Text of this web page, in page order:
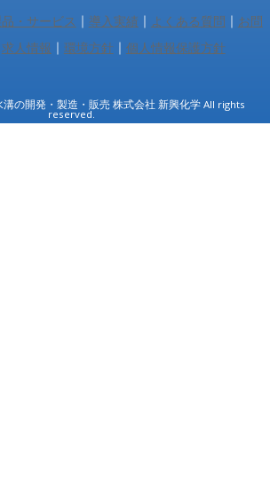
・サービス ｜ 導入実績 ｜ よくある質問 ｜ お問
求人情報 ｜ 環境方針｜ 個人情報保護方針
の開発・製造・販売 株式会社 新興化学 All rights
reserved.